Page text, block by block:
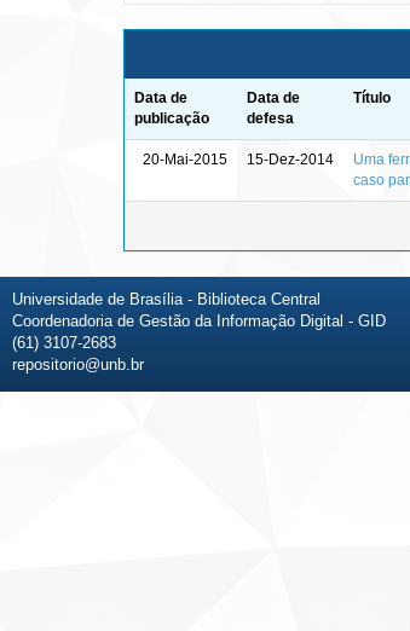
Data de
publicação
Data de
defesa
Título
20-Mai-2015 15-Dez-2014
Uma
caso
Universidade de Brasília - Biblioteca Central
Coordenadoria de Gestão da Informação Digital - GID
(61) 3107-2683
repositorio@unb.br